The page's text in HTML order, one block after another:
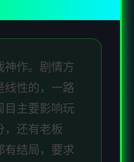
神作。剧情方
线性的，一路
目主要影响玩
，还有老板
有结局，要求